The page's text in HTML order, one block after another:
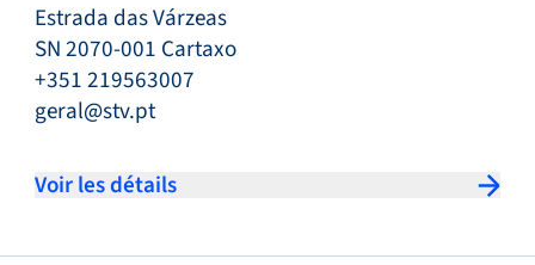
Estrada das Várzeas
SN 2070-001 Cartaxo
+351 219563007
geral@stv.pt
Voir les détails